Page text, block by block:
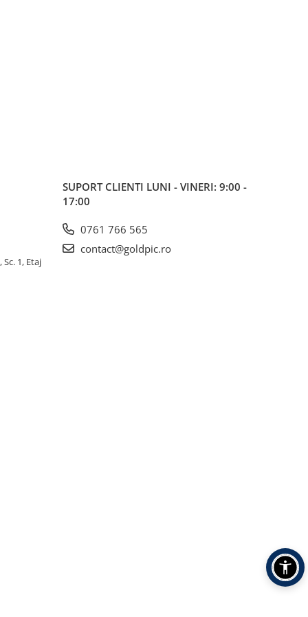
1, Etaj
SUPORT CLIENTI LUNI - VINERI: 9:00 -
17:00
0761 766 565
contact@goldpic.ro